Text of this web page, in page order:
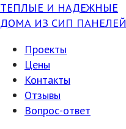
ТЕПЛЫЕ И НАДЕЖНЫЕ
ДОМА ИЗ СИП ПАНЕЛЕЙ
Проекты
Цены
Контакты
Отзывы
Вопрос-ответ